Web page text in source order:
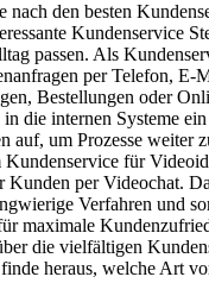
nach den besten
Kundenservice
passen. Als
per Telefon, E-
Bestellungen oder
die internen Systeme
auf, um Prozesse weiter
für
Kunden per Videochat.
Verfahren und
maximale
die vielfältigen
heraus, welche Art